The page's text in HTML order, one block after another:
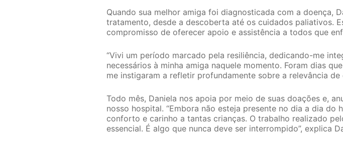
Quando sua melhor amiga foi diagnosticada com a doença,
tratamento, desde a descoberta até os cuidados paliativos.
compromisso de oferecer apoio e assistência a todos que
“Vivi um período marcado pela resiliência, dedicando-me
necessários à minha amiga naquele momento. Foram dias
me instigaram a refletir profundamente sobre a relevância
Todo mês, Daniela nos apoia por meio de suas doações e,
nosso hospital. “Embora não esteja presente no dia a dia
conforto e carinho a tantas crianças. O trabalho realizado
essencial. É algo que nunca deve ser interrompido”, explica